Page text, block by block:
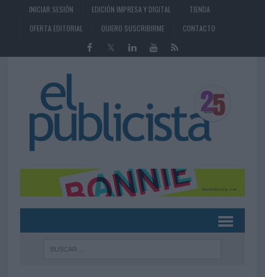
INICIAR SESIÓN EDICIÓN IMPRESA Y DIGITAL
TIENDA
OFERTA EDITORIAL
QUIERO SUSCRIBIRME CONTACTO